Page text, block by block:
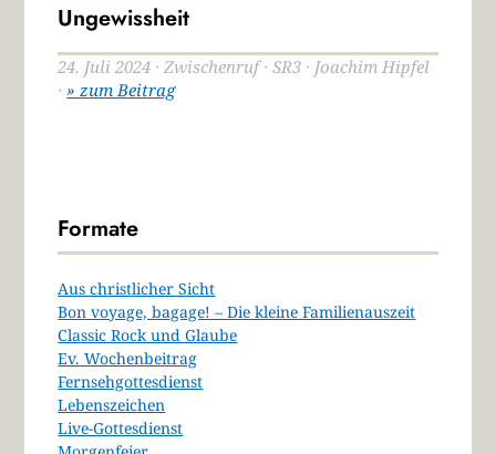
Ungewissheit
24. Juli 2024 · Zwischenruf · SR3 · Joachim Hipfel
·» zum Beitrag
Formate
Aus christlicher Sicht
Bon voyage, bagage! – Die kleine Familienauszeit
Classic Rock und Glaube
Ev. Wochenbeitrag
Fernsehgottesdienst
Lebenszeichen
Live-Gottesdienst